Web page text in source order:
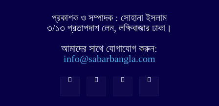
প্রকাশক ও সম্পাদক : সোহানা ইসলাম
৩/১৩ প্রতাপদাশ লেন, লক্ষিবাজার ঢাকা।
আমাদের সাথে যোগাযোগ করুন:
info@sabarbangla.com